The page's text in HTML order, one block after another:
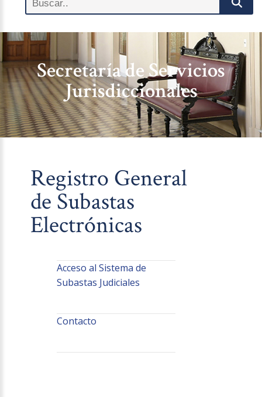
Secretaría de Servicios
Jurisdiccionales
Registro General
de Subastas
Electrónicas
Acceso al Sistema de
Subastas Judiciales
Contacto